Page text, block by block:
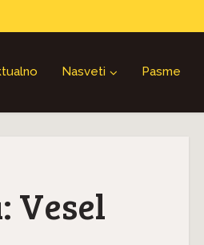
Nasveti Pasme
Vesel